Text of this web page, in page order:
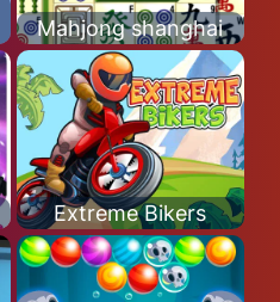
Mahjong shanghai
Extreme Bikers